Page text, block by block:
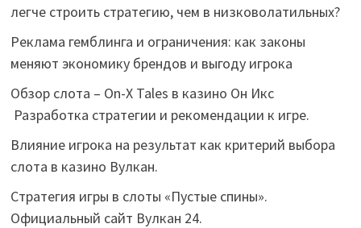
легче строить стратегию, чем в низковолатильных?
Реклама гемблинга и ограничения: как законы
меняют экономику брендов и выгоду игрока
Обзор слота – On-X Tales в казино Он Икс
Разработка стратегии и рекомендации к игре.
Влияние игрока на результат как критерий выбора
слота в казино Вулкан.
Стратегия игры в слоты «Пустые спины».
Официальный сайт Вулкан 24.